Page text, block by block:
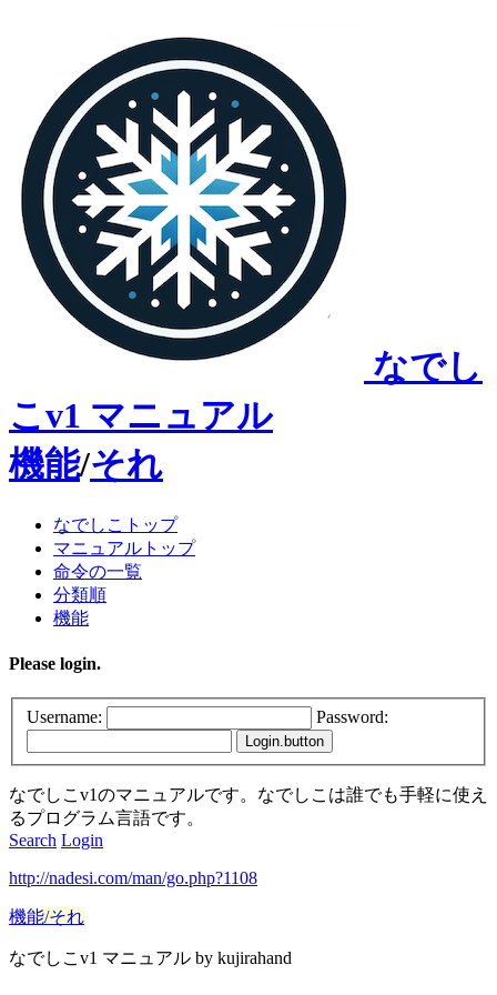
なでし
こv1 マニュアル
機能/それ
なでしこトップ
マニュアルトップ
命令の一覧
分類順
機能
Please login.
Username: Password:
なでしこv1のマニュアルです。なでしこは誰でも手軽に使え
るプログラム言語です。
Search Login
http://nadesi.com/man/go.php?1108
機能/それ
なでしこv1 マニュアル by kujirahand